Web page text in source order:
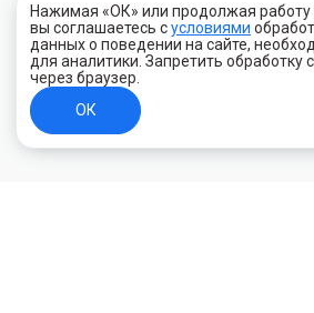
Нажимая «ОК» или продолжая работу
вы соглашаетесь сусловиями
данных о поведении на сайте,
для аналитики. Запретить обработку
через браузер.
ОК